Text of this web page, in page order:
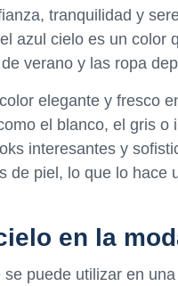
tranquilidad y
azul cielo es un color
verano y las ropa
elegante y fresco
el blanco, el gris o
interesantes y
de piel, lo que lo hace
en la
puede utilizar en